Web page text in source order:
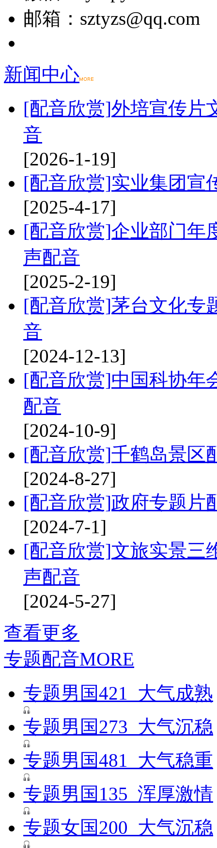
邮箱：sztyzs@qq.com
新闻中心
[配音欣赏]外培宣传片
音
[2026-1-19]
[配音欣赏]实业集团宣
[2025-4-17]
[配音欣赏]企业部门年
声配音
[2025-2-19]
[配音欣赏]茅台文化专
音
[2024-12-13]
[配音欣赏]中国科协年
配音
[2024-10-9]
[配音欣赏]千鹤岛景区
[2024-8-27]
[配音欣赏]政府专题片
[2024-7-1]
[配音欣赏]文旅实景三
声配音
[2024-5-27]
查看更多
专题配音MORE
专题男国421_大气成熟
专题男国273_大气沉稳
专题男国481_大气稳重
专题男国135_浑厚激情
专题女国200_大气沉稳